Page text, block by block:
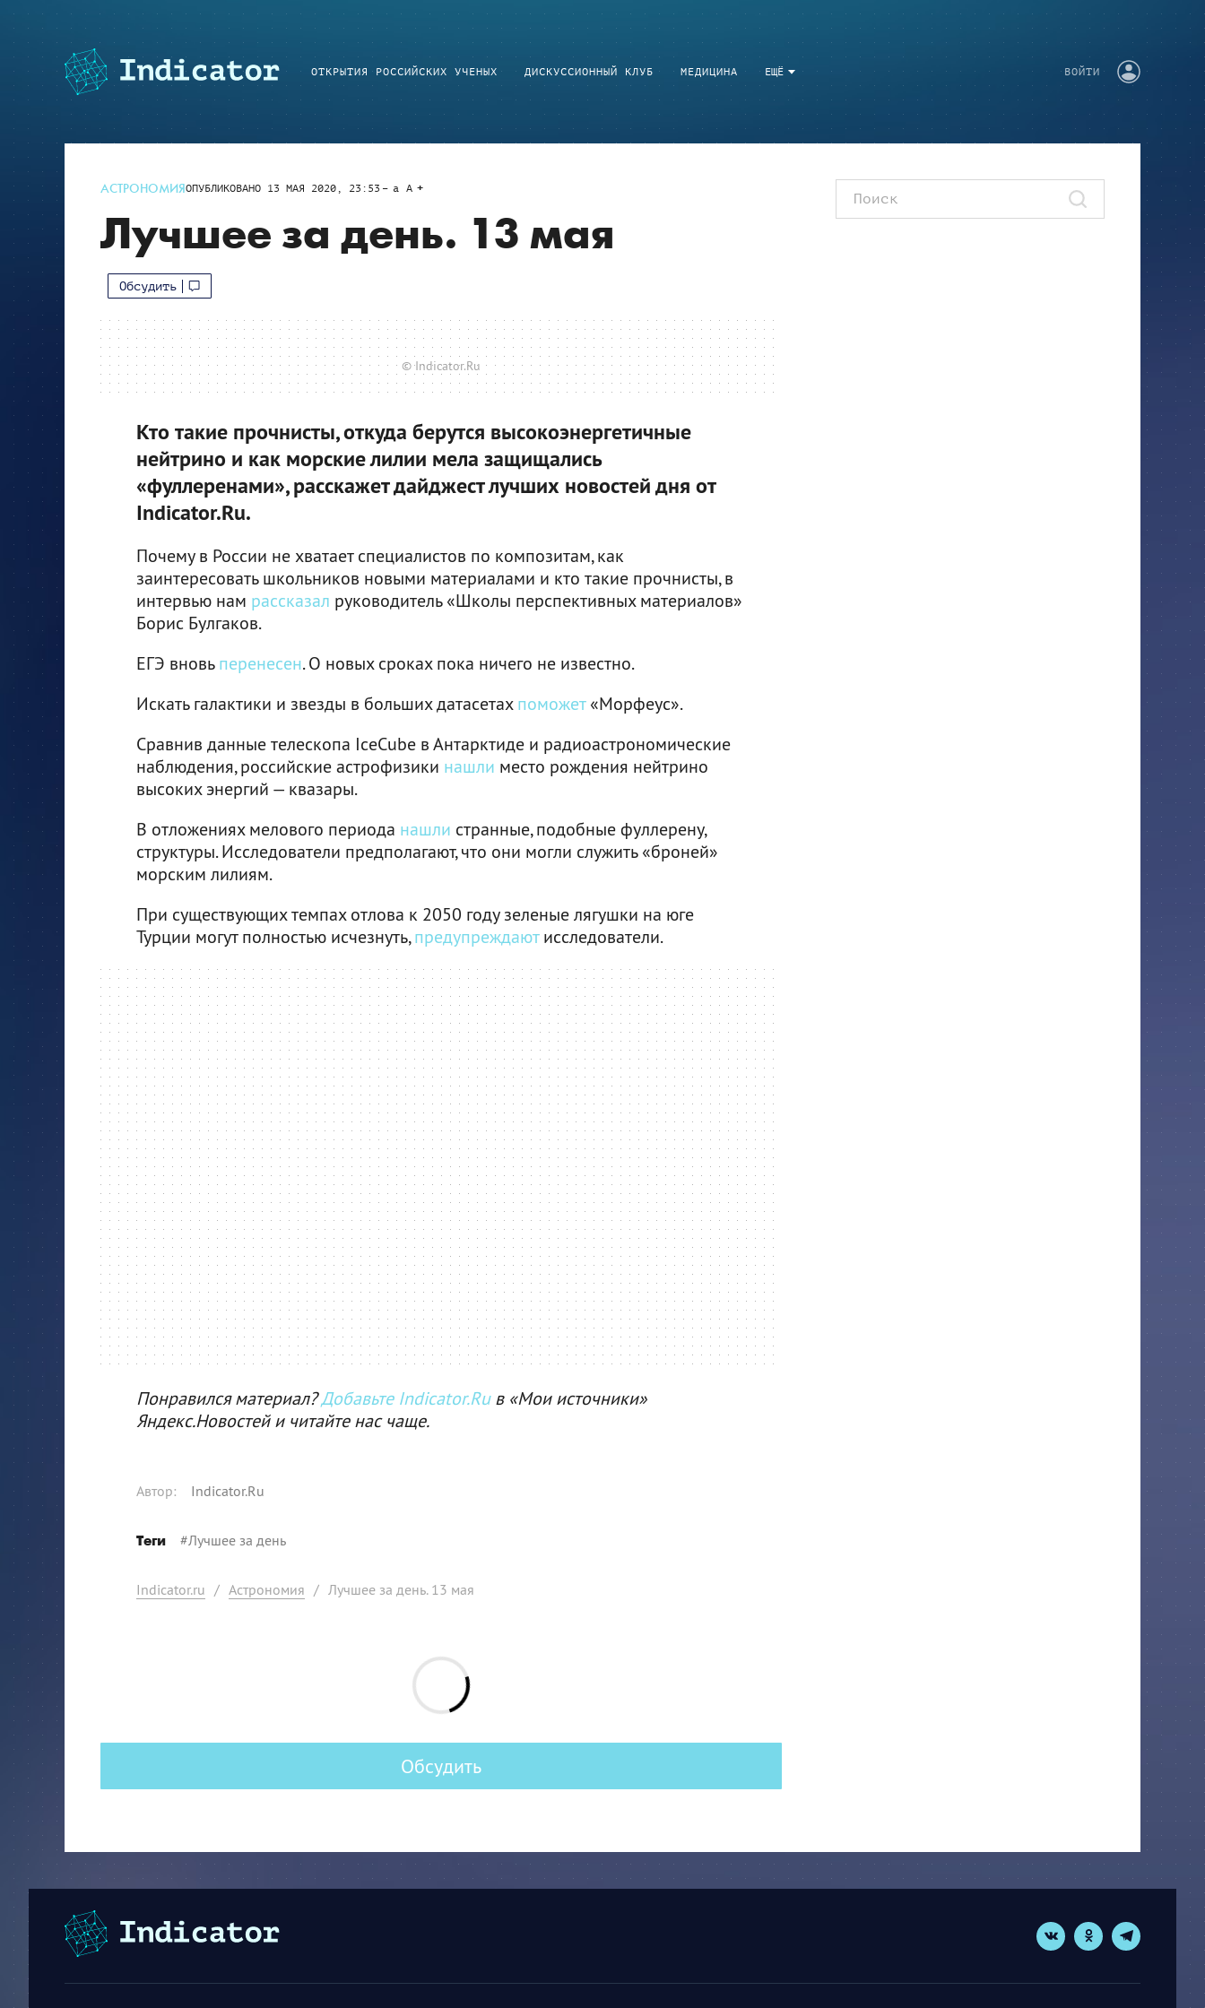
ЕЩЁ
ОТКРЫТИЯ РОССИЙСКИХ УЧЕНЫХ ДИСКУССИОННЫЙ КЛУБ МЕДИЦИНА ВОЙТИ
АСТРОНОМИЯОПУБЛИКОВАНО 13 МАЯ 2020, 23:53 a A
Лучшее за день. 13 мая
Обсудить
© Indicator.Ru
Кто такие прочнисты, откуда берутся высокоэнергетичные
нейтрино и как морские лилии мела защищались
«фуллеренами», расскажет дайджест лучших новостей дня от
Indicator.Ru.
Почему в России не хватает специалистов по композитам, как
заинтересовать школьников новыми материалами и кто такие прочнисты, в
интервью нам рассказал руководитель «Школы перспективных материалов»
Борис Булгаков.
ЕГЭ вновь перенесен. О новых сроках пока ничего не известно.
Искать галактики и звезды в больших датасетах поможет«Морфеус».
Сравнив данные телескопа IceCube в Антарктиде и радиоастрономические
наблюдения, российские астрофизики нашли место рождения нейтрино
высоких энергий — квазары.
В отложениях мелового периода нашли странные, подобные фуллерену,
структуры. Исследователи предполагают, что они могли служить «броней»
морским лилиям.
При существующих темпах отлова к 2050 году зеленые лягушки на юге
Турции могут полностью исчезнуть,предупреждаютисследователи.
Понравился материал?Добавьте Indicator.Ruв «Мои источники»
Яндекс.Новостей и читайте нас чаще.
Автор: Indicator.Ru
Теги #Лучшее за день
Indicator.ru / Астрономия / Лучшее за день. 13 мая
Обсудить